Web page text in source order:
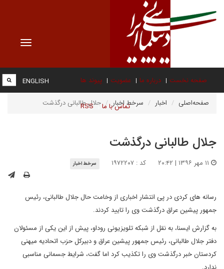
Toggle
صفحه نخست درباره ما عضویت پیوند ها
تماس با ما RSS
ENGLISH
صفحه‌اصلی اخبار سرخط اخبار جلال طالبانی درگذشت
جلال طالبانی درگذشت
کد : ۱۹۷۲۲۰۷ سرخط اخبار
رسانه های کردی در پی انتشار اخباری از وخامت حال جلال طالبانی، رئیس
جمهور پیشین عراق درگذشت وی را تایید کردند.
به گزارش ایسنا، به نقل از شبکه تلویزیونی روداو، پیش از این یکی از مسئولان
دفتر جلال طالبانی، رئیس جمهور پیشین عراق و دبیرکل حزب اتحادیه میهنی
کردستان خبر درگذشت وی را تکذیب کرد اما گفت، شرایط جسمانی مناسبی